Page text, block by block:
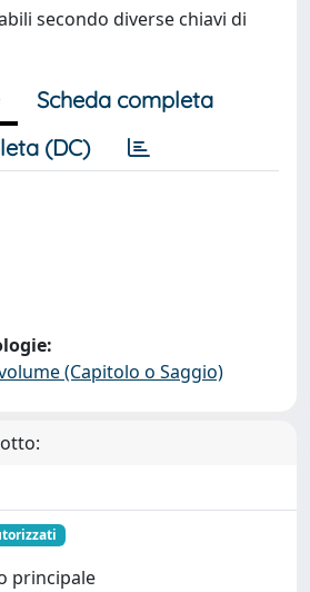
secondo diverse chiavi di
Scheda completa
(DC)
(Capitolo o Saggio)
principale